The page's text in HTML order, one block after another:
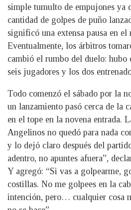
simple tumulto de empujones ya
cantidad de golpes de puño
significó una extensa pausa en
Eventualmente, los árbitros
cambió el rumbo del duelo: hubo
seis jugadores y los dos
Todo comenzó el sábado por la
un lanzamiento pasó cerca de la
en el tope en la novena entrada.
Angelinos no quedó para nada
y lo dejó claro después del
adentro, no apuntes afuera”,
Y agregó: “Si vas a golpearme,
costillas. No me golpees en la
intención, pero… cualquier cosa